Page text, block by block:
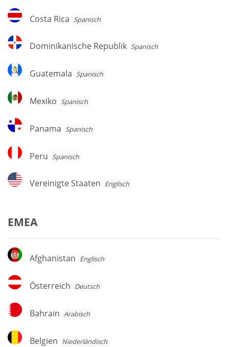
Costa
Rica
Costa Rica Spanisch
Dominikanische
Republik
Dominikanische Republik Spanisch
Guatemala
Guatemala Spanisch
Mexiko
Mexiko Spanisch
Panama
Panama Spanisch
Peru
Peru Spanisch
Vereinigte
Staaten
Vereinigte Staaten Englisch
EMEA
Afghanistan
Afghanistan Englisch
Österreich
Österreich Deutsch
Bahrain
Bahrain Arabisch
Belgien
Belgien Niederländisch